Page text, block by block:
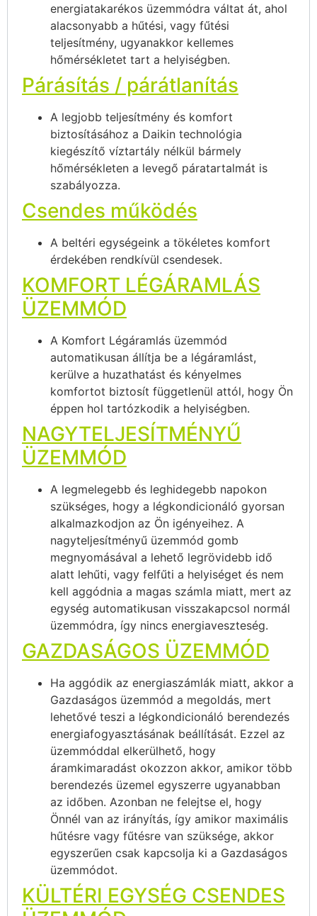
energiatakarékos üzemmódra váltat át, ahol
alacsonyabb a hűtési, vagy fűtési
teljesítmény, ugyanakkor kellemes
hőmérsékletet tart a helyiségben.
Párásítás / párátlanítás
A legjobb teljesítmény és komfort
biztosításához a Daikin technológia
kiegészítő víztartály nélkül bármely
hőmérsékleten a levegő páratartalmát is
szabályozza.
Csendes működés
A beltéri egységeink a tökéletes komfort
érdekében rendkívül csendesek.
KOMFORT LÉGÁRAMLÁS
ÜZEMMÓD
A Komfort Légáramlás üzemmód
automatikusan állítja be a légáramlást,
kerülve a huzathatást és kényelmes
komfortot biztosít függetlenül attól, hogy Ön
éppen hol tartózkodik a helyiségben.
NAGYTELJESÍTMÉNYŰ
ÜZEMMÓD
A legmelegebb és leghidegebb napokon
szükséges, hogy a légkondicionáló gyorsan
alkalmazkodjon az Ön igényeihez. A
nagyteljesítményű üzemmód gomb
megnyomásával a lehető legrövidebb idő
alatt lehűti, vagy felfűti a helyiséget és nem
kell aggódnia a magas számla miatt, mert az
egység automatikusan visszakapcsol normál
üzemmódra, így nincs energiaveszteség.
GAZDASÁGOS ÜZEMMÓD
Ha aggódik az energiaszámlák miatt, akkor a
Gazdaságos üzemmód a megoldás, mert
lehetővé teszi a légkondicionáló berendezés
energiafogyasztásának beállítását. Ezzel az
üzemmóddal elkerülhető, hogy
áramkimaradást okozzon akkor, amikor több
berendezés üzemel egyszerre ugyanabban
az időben. Azonban ne felejtse el, hogy
Önnél van az irányítás, így amikor maximális
hűtésre vagy fűtésre van szüksége, akkor
egyszerűen csak kapcsolja ki a Gazdaságos
üzemmódot.
KÜLTÉRI EGYSÉG CSENDES